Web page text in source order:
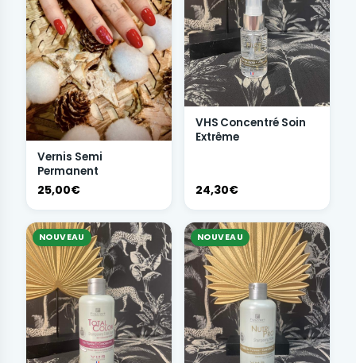
Vernis Semi
Permanent
25,00€
VHS Concentré Soin
Extrême
24,30€
NOUVEAU NOUVEAU